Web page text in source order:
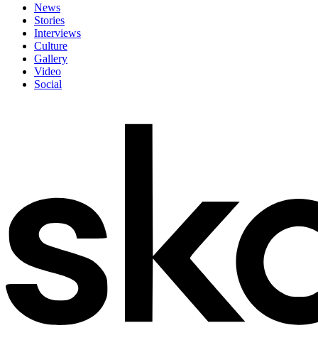
News
Stories
Interviews
Culture
Gallery
Video
Social